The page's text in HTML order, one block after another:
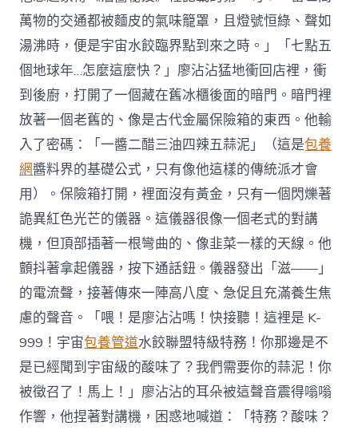
萬物的交通都被麵皮的氣味籠罩，且燈號恒綠、聲如
湯沸時，便是宇宙水餃臨界點到來之時。」「七點五
個地球年…怎麼這麼快？」廖沾沾猛地衝回店裡，衝
到後廚，打開了一個藏在舊冰櫃後面的暗門。暗門裡
放著一個老舊的、像是古代金屬保險箱的東西。他輸
入了密碼：「一醬二醋三油四辣五蒜泥」（這是包養
網醬料界的基礎公式，只有像他這樣的傳統派才會
用）。保險箱打開，裡面沒有黃金，只有一個閃爍著
詭異紅色光芒的儀器。這儀器很像一個老式的對講
機，但頂部插著一根彎曲的、像韭菜一樣的天線。他
顫抖著拿起儀器，按下通話鈕。儀器發出「滋——」
的電流聲，接著傳來一陣高八度、急促且充滿養生焦
慮的聲音。「喂！是廖沾沾嗎！快接聽！這裡是 K-
999！宇宙包養管道水餃聯盟特級特務！你那邊是不
是已經聞到宇宙級的酸味了？我們需要你的蒜泥！你
被徵召了！馬上！」廖沾沾的耳朵被這聲音震得嗡嗡
作響，他捏著對講機，困惑地喊道：「特務？酸味？